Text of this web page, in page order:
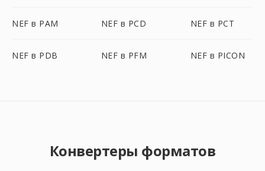
NEF в PAM NEF в PCD NEF в PCT
NEF в PDB NEF в PFM NEF в PICON
Конвертеры форматов